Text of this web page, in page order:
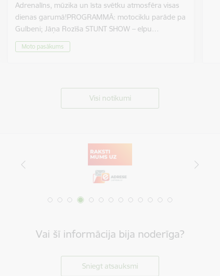
Adrenalīns, mūzika un īsta svētku atmosfēra visas
dienas garumā!PROGRAMMĀ: motociklu parāde pa
Gulbeni; Jāņa Rozīša STUNT SHOW – elpu…
Moto pasākums
Visi notikumi
Vai šī informācija bija noderīga?
Sniegt atsauksmi